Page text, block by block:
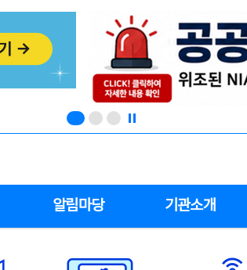
알림마당 기관소개